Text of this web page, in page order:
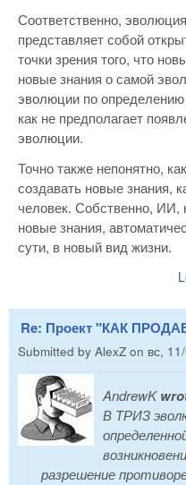
Соответственно,
представляет собой
точки зрения того, что
новые знания о самой
эволюции по
как не предполагает
эволюции.
Точно также непонятно,
создавать новые знания,
человек. Собственно, ИИ,
новые знания,
сути, в новый вид жизни.
Re: Проект "КАК
Submitted by AlexZ on вс,
AndrewK
В ТРИЗ
разрешение